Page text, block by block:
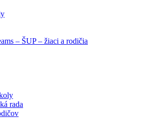
– ŠUP – žiaci a rodičia
rada